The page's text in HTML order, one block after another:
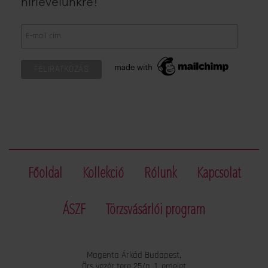
hírlevelünkre!
Főoldal Kollekció Rólunk Kapcsolat
ÁSZF Törzsvásárlói program
Magenta Árkád Budapest,